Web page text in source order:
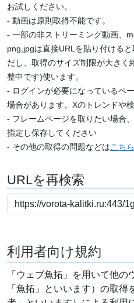
お試しください。
- 動画は原則取得不能です。
- 一部の非ストリーミング動画、
png,jpgは直接URLを貼り付ける
だし、取得のサイズ制限が大きく
整中です)使います。
- ログインが必要になっているペ
場合があります。Xのトレンドや
- フレームページを取りたい場合
指定し保存してください
- その他の取得の問題などはこちら
URLを再検索
利用者向け規約
「ウェブ魚拓」を用いて他の
「魚拓」といいます）の取